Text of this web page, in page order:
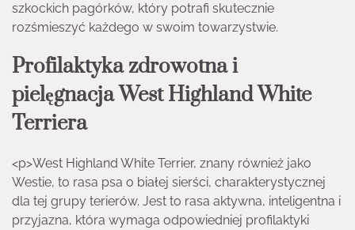
szkockich pagórków, który potrafi skutecznie
rozśmieszyć każdego w swoim towarzystwie.
Profilaktyka zdrowotna i
pielęgnacja West Highland White
Terriera
<p>West Highland White Terrier, znany również jako
Westie, to rasa psa o białej sierści, charakterystycznej
dla tej grupy terierów. Jest to rasa aktywna, inteligentna i
przyjazna, która wymaga odpowiedniej profilaktyki